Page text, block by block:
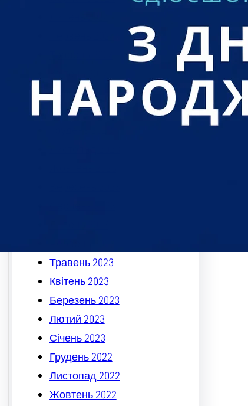
Березень 2024
Лютий 2024
Травень 2023
Квітень 2023
Березень 2023
Лютий 2023
Січень 2023
Грудень 2022
Листопад 2022
Жовтень 2022